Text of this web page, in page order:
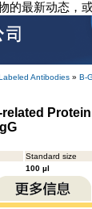
的最新动态，
Antibodies » B-
Standard size
100 µl